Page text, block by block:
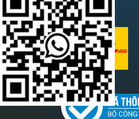
SHIPPING